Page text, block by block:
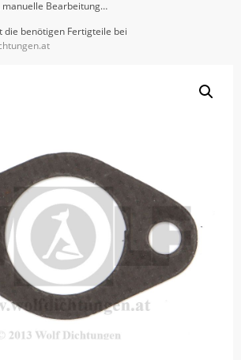
manuelle Bearbeitung…
die benötigen Fertigteile bei